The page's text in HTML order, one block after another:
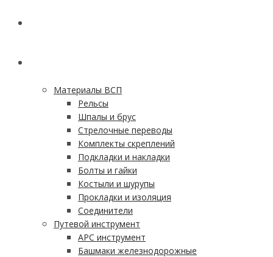
Материалы ВСП
Рельсы
Шпалы и брус
Стрелочные переводы
Комплекты скреплений
Подкладки и накладки
Болты и гайки
Костыли и шурупы
Прокладки и изоляция
Соединители
Путевой инструмент
АРС инструмент
Башмаки железнодорожные